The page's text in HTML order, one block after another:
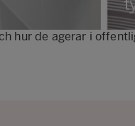
hur de agerar i